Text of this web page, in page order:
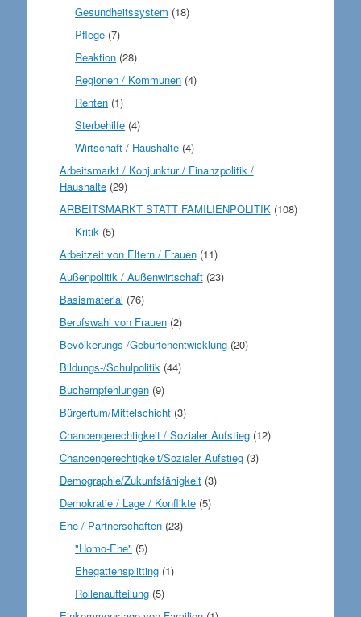
Gesundheitssystem (18)
Pflege (7)
Reaktion (28)
Regionen / Kommunen (4)
Renten (1)
Sterbehilfe (4)
Wirtschaft / Haushalte (4)
Arbeitsmarkt / Konjunktur / Finanzpolitik /
Haushalte(29)
ARBEITSMARKT STATT FAMILIENPOLITIK(108)
Kritik (5)
Arbeitzeit von Eltern / Frauen(11)
Außenpolitik / Außenwirtschaft(23)
Basismaterial (76)
Berufswahl von Frauen(2)
Bevölkerungs-/Geburtenentwicklung(20)
Bildungs-/Schulpolitik(44)
Buchempfehlungen(9)
Bürgertum/Mittelschicht(3)
Chancengerechtigkeit / Sozialer Aufstieg(12)
Chancengerechtigkeit/Sozialer Aufstieg(3)
Demographie/Zukunfsfähigkeit(3)
Demokratie / Lage / Konflikte(5)
Ehe / Partnerschaften(23)
"Homo-Ehe" (5)
Ehegattensplitting (1)
Rollenaufteilung (5)